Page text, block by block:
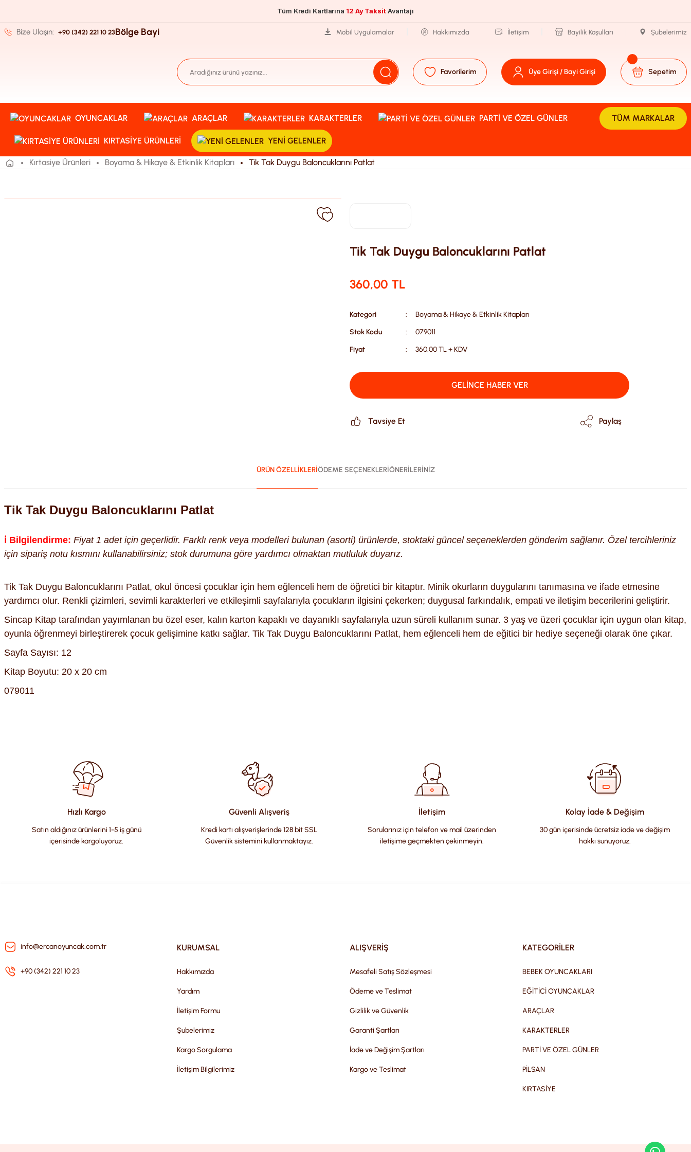
Tüm Kredi Kartlarına 12 Ay TaksitAvantajı
Bize Ulaşın: +90 (342) 221 10 23Bölge Bayi Mobil Uygulamalar Hakkımızda İletişim Bayilik Koşulları Şubelerimiz
Favorilerim Üye Girişi / Bayi Girişi Sepetim
OYUNCAKLAR ARAÇLAR KARAKTERLER PARTI VE ÖZEL GÜNLER
KIRTASIYE ÜRÜNLERI YENI GELENLER
TÜM MARKALAR
Kırtasiye Ürünleri Boyama & Hikaye & Etkinlik Kitapları Tik Tak Duygu Baloncuklarını Patlat
Tik Tak Duygu Baloncuklarını Patlat
360,00 TL
Kategori
Boyama & Hikaye & Etkinlik Kitapları
Stok Kodu
079011
Fiyat
360,00 TL + KDV
GELİNCE HABER VER
Tavsiye Et Paylaş
ÜRÜN ÖZELLİKLERİÖDEME SEÇENEKLERİÖNERİLERİNİZ
Tik Tak Duygu Baloncuklarını Patlat
ℹ️ Bilgilendirme: Fiyat 1 adet için geçerlidir. Farklı renk veya modelleri bulunan (asorti) ürünlerde, stoktaki güncel seçeneklerden gönderim sağlanır. Özel tercihleriniz
için sipariş notu kısmını kullanabilirsiniz; stok durumuna göre yardımcı olmaktan mutluluk duyarız.
Tik Tak Duygu Baloncuklarını Patlat, okul öncesi çocuklar için hem eğlenceli hem de öğretici bir kitaptır. Minik okurların duygularını tanımasına ve ifade etmesine
yardımcı olur. Renkli çizimleri, sevimli karakterleri ve etkileşimli sayfalarıyla çocukların ilgisini çekerken; duygusal farkındalık, empati ve iletişim becerilerini geliştirir.
Sincap Kitap tarafından yayımlanan bu özel eser, kalın karton kapaklı ve dayanıklı sayfalarıyla uzun süreli kullanım sunar. 3 yaş ve üzeri çocuklar için uygun olan kitap,
oyunla öğrenmeyi birleştirerek çocuk gelişimine katkı sağlar. Tik Tak Duygu Baloncuklarını Patlat, hem eğlenceli hem de eğitici bir hediye seçeneği olarak öne çıkar.
Sayfa Sayısı: 12
Kitap Boyutu: 20 x 20 cm
079011
Ürün resmi kalitesiz, bozuk veya görüntülenemiyor.
Ürün açıklamasında eksik bilgiler bulunuyor.
Ürün bilgilerinde hatalar bulunuyor.
Bu ürüne benzer farklı alternatifler olmalı.
Hızlı Kargo
Satın aldığınız ürünlerini 1-5 iş günü
içerisinde kargoluyoruz.
Güvenli Alışveriş
Kredi kartı alışverişlerinde 128 bit SSL
Güvenlik sistemini kullanmaktayız.
İletişim
Sorularınız için telefon ve mail üzerinden
iletişime geçmekten çekinmeyin.
Kolay İade & Değişim
30 gün içerisinde ücretsiz iade ve değişim
hakkı sunuyoruz.
info@ercanoyuncak.com.tr
+90 (342) 221 10 23
KURUMSAL
Hakkımızda
Yardım
İletişim Formu
Şubelerimiz
Kargo Sorgulama
İletişim Bilgilerimiz
ALIŞVERİŞ
Mesafeli Satış Sözleşmesi
Ödeme ve Teslimat
Gizlilik ve Güvenlik
Garanti Şartları
İade ve Değişim Şartları
Kargo ve Teslimat
KATEGORİLER
BEBEK OYUNCAKLARI
EĞİTİCİ OYUNCAKLAR
ARAÇLAR
KARAKTERLER
PARTİ VE ÖZEL GÜNLER
PİLSAN
KIRTASİYE